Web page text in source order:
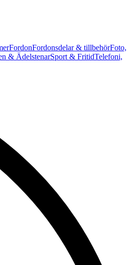
FordonFordonsdelar & tillbehörFoto,
& ÄdelstenarSport & FritidTelefoni,